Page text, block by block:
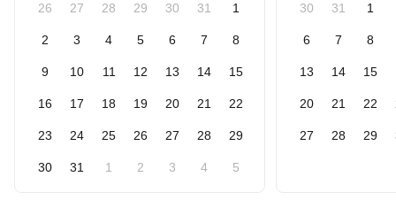
26 27 28 29 30 31 1
2 3 4 5 6 7 8
9 10 11 12 13 14 15
16 17 18 19 20 21 22
23 24 25 26 27 28 29
30 31 1 2 3 4 5
30 31 1
6 7 8
13 14 15
20 21 22
27 28 29